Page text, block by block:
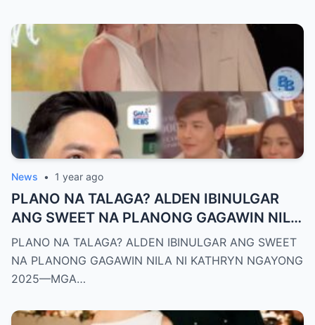
News • 1 year ago
PLANO NA TALAGA? ALDEN IBINULGAR
ANG SWEET NA PLANONG GAGAWIN NILA
NI KATHRYN NGAYONG 2025—MGA
TAGA-SUBAYBAY, KINILIG NG TODO!
PLANO NA TALAGA? ALDEN IBINULGAR ANG SWEET
NA PLANONG GAGAWIN NILA NI KATHRYN NGAYONG
2025—MGA…